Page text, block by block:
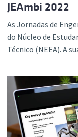
JEAmbi 2022
As Jornadas de
do Núcleo de
Técnico (NEEA). A